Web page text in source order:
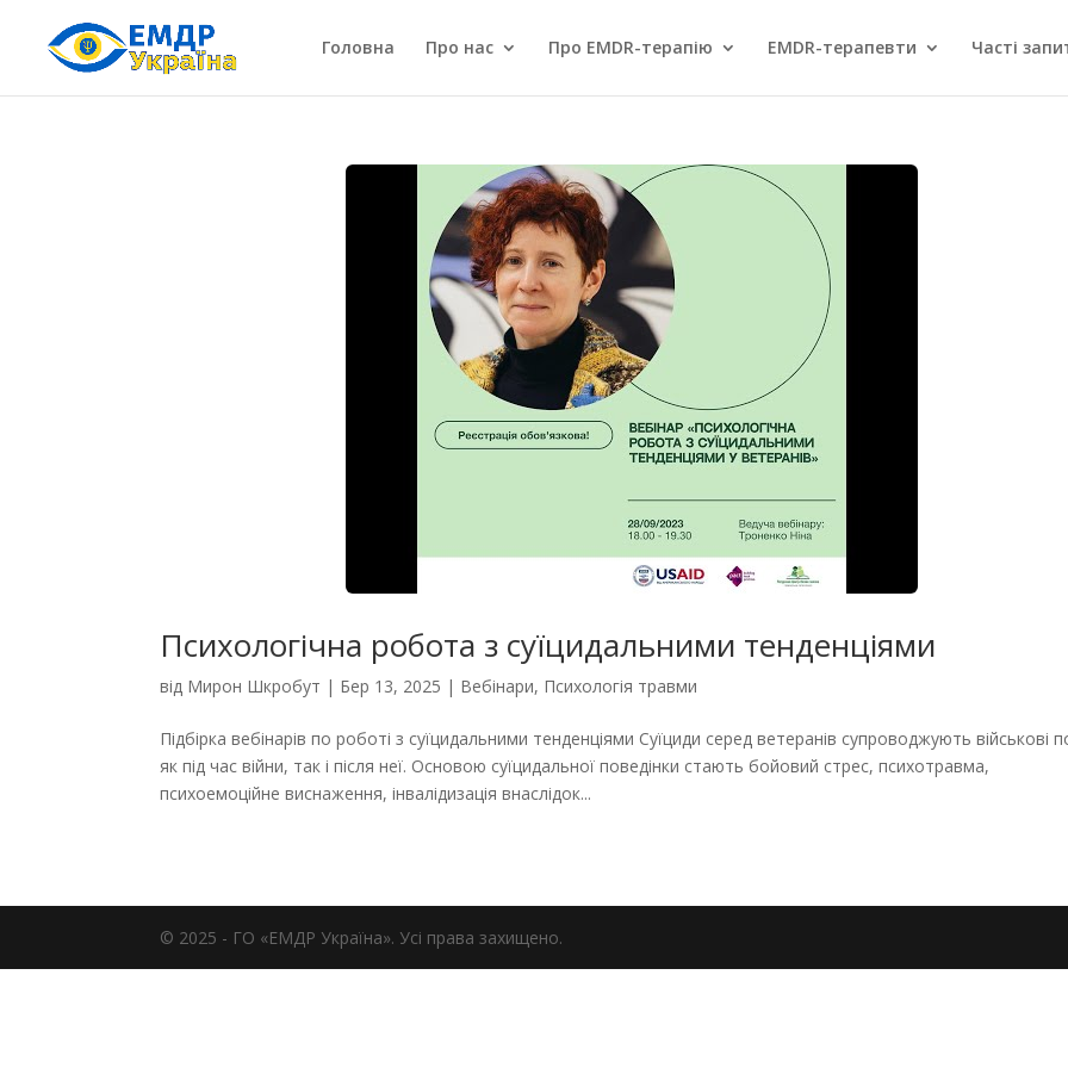
Головна Про нас Про EMDR-терапію EMDR-терапевти Часті
Психологічна робота з суїцидальними тенденціями
від Мирон Шкробут | Бер 13, 2025 | Вебінари, Психологія травми
Підбірка вебінарів по роботі з суїцидальними тенденціями Суїциди серед ветеранів супроводжують військові
як під час війни, так і після неї. Основою суїцидальної поведінки стають бойовий стрес, психотравма,
психоемоційне виснаження, інвалідизація внаслідок...
© 2025 - ГО «ЕМДР Україна». Усі права захищено.